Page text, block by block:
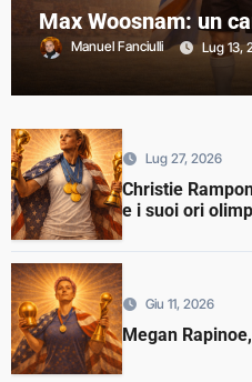
Max Woosnam: un
Manuel Fanciulli Lug 13,
Lug 27, 2026
Christie
e i suoi ori
Giu 11, 2026
Megan